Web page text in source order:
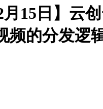
月15日】云
频的分发逻